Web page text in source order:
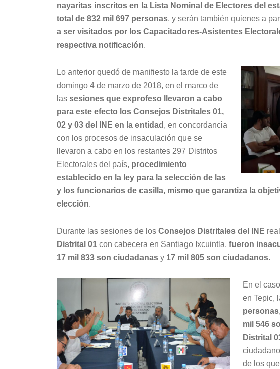
nayaritas inscritos en la Lista Nominal de Electores del
total de 832 mil 697 personas, y serán también quienes a
a ser visitados por los Capacitadores-Asistentes
respectiva notificación.
Lo anterior quedó de manifiesto la tarde de este
domingo 4 de marzo de 2018, en el marco de
las sesiones que exprofeso llevaron a cabo
para este efecto los Consejos Distritales 01,
02 y 03 del INE en la entidad , en concordancia
con los procesos de insaculación que se
llevaron a cabo en los restantes 297 Distritos
Electorales del país, procedimiento
establecido en la ley para la selección de las
y los funcionarios de casilla, mismo que garantiza la
elección.
Durante las sesiones de los Consejos Distritales del INE
Distrital 01 con cabecera en Santiago Ixcuintla, fueron
17 mil 833 son ciudadanas y 17 mil 805 son ciudadanos.
En el
en Tepic,
personas
mil 546
Distrital
de los que